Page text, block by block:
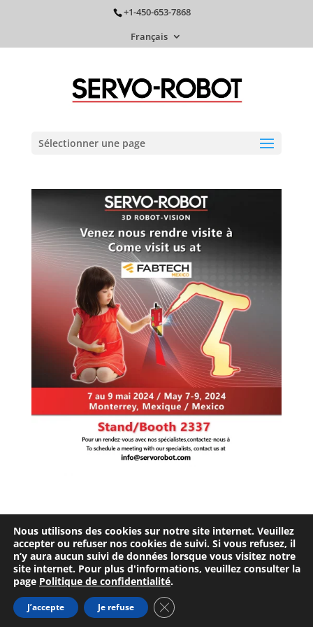
+1-450-653-7868
Français
Sélectionner une page
Entente d’utilisation Confidentialité
© 2026 SERVO-ROBOT INC. Tous droits réservés.
Nous utilisons des cookies sur notre site internet. Veuillez
accepter ou refuser nos cookies de suivi. Si vous refusez, il
n’y aura aucun suivi de données lorsque vous visitez notre
site internet. Pour plus d'informations, veuillez consulter la
page Politique de confidentialité.
J’accepte Je refuse Fermer la bannière des cookies